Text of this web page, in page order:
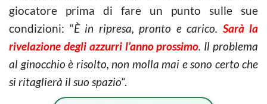
giocatore prima di fare un punto sulle sue
condizioni: “È in ripresa, pronto e carico. Sarà la
rivelazione degli azzurri l’anno prossimo. Il problema
al ginocchio è risolto, non molla mai e sono certo che
si ritaglierà il suo spazio“.